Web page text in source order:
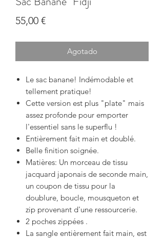
55,00 €Precio
Agotado
Le sac banane! Indémodable et
tellement pratique!
Cette version est plus "plate" mais
assez profonde pour emporter
l'essentiel sans le superflu !
Entièrement fait main et doublé.
Belle finition soignée.
Matières: Un morceau de tissu
jacquard japonais de seconde main,
un coupon de tissu pour la
doublure, boucle, mousqueton et
zip provenant d'une ressourcerie.
2 poches zippées .
La sangle entièrement fait main, est